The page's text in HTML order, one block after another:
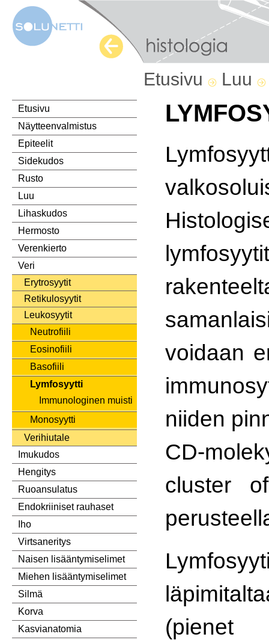
Etusivu Luu
Etusivu
Näytteenvalmistus
Epiteelit
Sidekudos
Rusto
Luu
Lihaskudos
Hermosto
Verenkierto
Veri
Erytrosyytit
Retikulosyytit
Leukosyytit
Neutrofiili
Eosinofiili
Basofiili
Lymfosyytti
Immunologinen muisti
Monosyytti
Verihiutale
Imukudos
Hengitys
Ruoansulatus
Endokriiniset rauhaset
Iho
Virtsaneritys
Naisen lisääntymiselimet
Miehen lisääntymiselimet
Silmä
Korva
Kasvianatomia
voidaan
niiden
CD-
cluster
(pienet